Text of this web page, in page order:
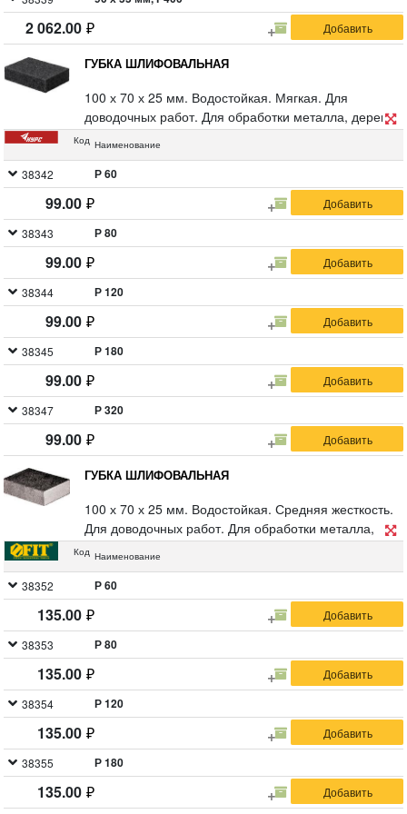
2 062.00
ГУБКА ШЛИФОВАЛЬНАЯ
100 х 70 х 25 мм. Водостойкая. Мягкая. Для
доводочных работ. Для обработки металла, дерева,
фанеры, гипсокартона, ДСП. Материал: алюминий-
картонным подвесом.
Код Наименование
38342 Р 60
99.00
38343 Р 80
99.00
38344 Р 120
99.00
38345 Р 180
99.00
38347 Р 320
99.00
ГУБКА ШЛИФОВАЛЬНАЯ
100 х 70 х 25 мм. Водостойкая. Средняя жесткость.
Для доводочных работ. Для обработки металла,
дерева, фанеры, гипсокартона, ДСП. Материал:
э пакет с картонным подвесом.
Код Наименование
38352 Р 60
135.00
38353 Р 80
135.00
38354 Р 120
135.00
38355 Р 180
135.00